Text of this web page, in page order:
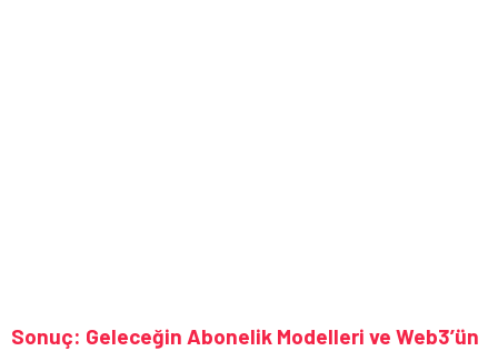
Sonuç: Geleceğin Abonelik Modelleri ve Web3’ün